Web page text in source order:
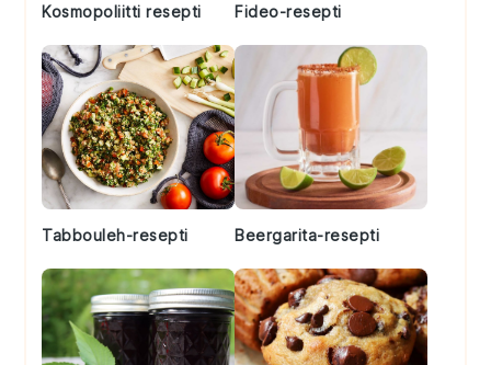
Kosmopoliitti resepti Fideo-resepti
Tabbouleh-resepti Beergarita-resepti